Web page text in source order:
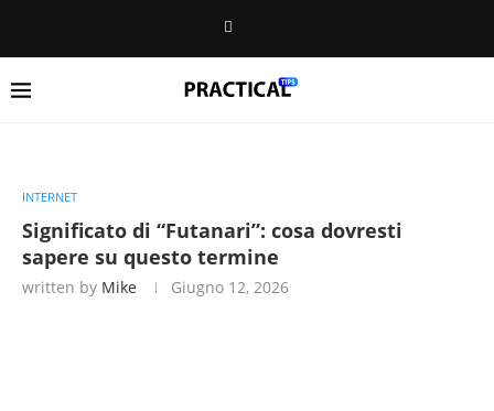
INTERNET
Significato di “Futanari”: cosa dovresti
sapere su questo termine
written by Mike Giugno 12, 2026